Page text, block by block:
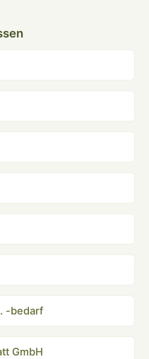
-bedarf
GmbH